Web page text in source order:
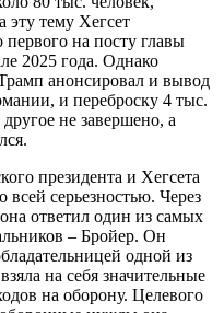
эту тему Хегсет
первого на посту главы
2025 года. Однако
анонсировал и вывод
и переброску 4 тыс.
не завершено, а
президента и Хегсета
всей серьезностью. Через
ответил один из самых
– Бройер. Он
одной из
на себя значительные
на оборону. Целевого